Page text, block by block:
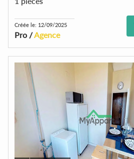
Créée le: 12/09/2025
Pro /Agence